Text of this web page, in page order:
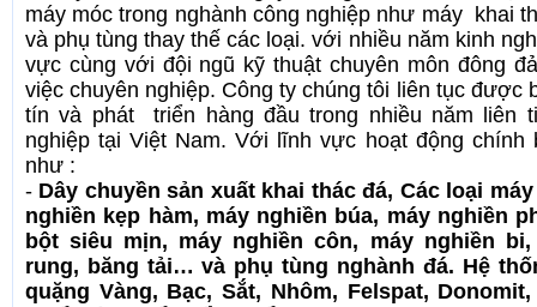
máy móc trong nghành công nghiệp như máy khai
và phụ tùng thay thế các loại. với nhiều năm kinh
vực cùng với đội ngũ kỹ thuật chuyên môn đông
việc chuyên nghiệp. Công ty chúng tôi liên tục được
tín và phát triển hàng đầu trong nhiều năm liên
nghiệp tại Việt Nam. Với lĩnh vực hoạt động chính
như :
- Dây chuyền sản xuất khai thác đá, Các loại
nghiền kẹp hàm, máy nghiền búa, máy nghiền
bột siêu mịn, máy nghiền côn, máy nghiền
rung, băng tải… và phụ tùng nghành đá. Hệ
quặng Vàng, Bạc, Sắt, Nhôm, Felspat,